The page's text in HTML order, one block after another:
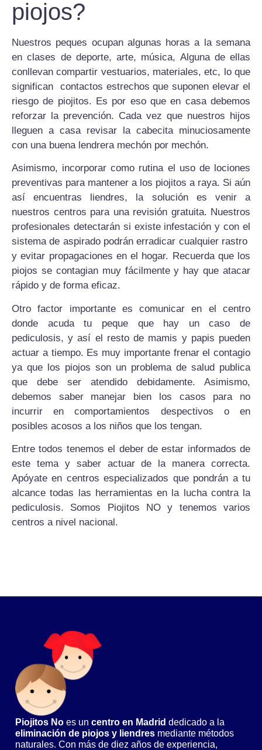
piojos?
Nuestros peques ocupan algunas horas a la semana
en clases de deporte, arte, música, Alguna de ellas
conllevan compartir vestuarios, materiales, etc, lo que
significan contactos estrechos que suponen elevar el
riesgo de piojitos. Es por eso que en casa debemos
reforzar la prevención. Cada vez que nuestros hijos
lleguen a casa revisar la cabecita minuciosamente
con una buena lendrera mechón por mechón.
Asimismo, incorporar como rutina el uso de lociones
preventivas para mantener a los piojitos a raya. Si aún
así encuentras liendres, la solución es venir a
nuestros centros para una revisión gratuita. Nuestros
profesionales detectarán si existe infestación y con el
sistema de aspirado podrán erradicar cualquier rastro
y evitar propagaciones en el hogar. Recuerda que los
piojos se contagian muy fácilmente y hay que atacar
rápido y de forma eficaz.
Otro factor importante es comunicar en el centro
donde acuda tu peque que hay un caso de
pediculosis, y así el resto de mamis y papis pueden
actuar a tiempo. Es muy importante frenar el contagio
ya que los piojos son un problema de salud publica
que debe ser atendido debidamente. Asimismo,
debemos saber manejar bien los casos para no
incurrir en comportamientos despectivos o en
posibles acosos a los niños que los tengan.
Entre todos tenemos el deber de estar informados de
este tema y saber actuar de la manera correcta.
Apóyate en centros especializados que pondrán a tu
alcance todas las herramientas en la lucha contra la
pediculosis. Somos Piojitos NO y tenemos varios
centros a nivel nacional.
Piojitos No es un centro en Madrid dedicado a la
eliminación de piojos y liendres mediante métodos
naturales. Con más de diez años de experiencia,